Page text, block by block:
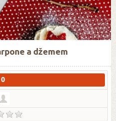
a džemem
0